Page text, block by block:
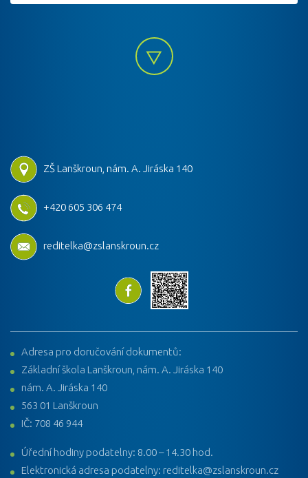
ZŠ Lanškroun, nám. A. Jiráska 140
+420 605 306 474
reditelka@zslanskroun.cz
Adresa pro doručování dokumentů:
Základní škola Lanškroun, nám. A. Jiráska 140
nám. A. Jiráska 140
563 01 Lanškroun
IČ: 708 46 944
Úřední hodiny podatelny: 8.00 – 14.30 hod.
Elektronická adresa podatelny: reditelka@zslanskroun.cz